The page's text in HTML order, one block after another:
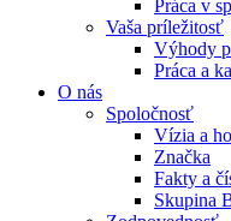
Práca v
Vaša príležitosť
Výhody
Práca a
O nás
Spoločnosť
Vízia a
Značka
Fakty a
Skupina